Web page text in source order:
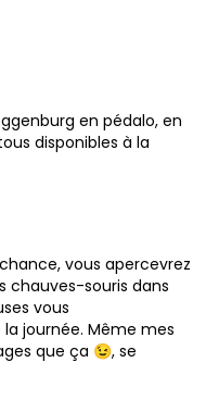
en pédalo, en
disponibles à la
vous apercevrez
chauves-souris dans
vous
journée. Même mes
que ça 😉, se